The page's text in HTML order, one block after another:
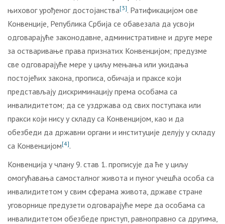
њиховог урођеног достојанства[3]. Ратификацијом ове
Конвенције, Република Србија се обавезала да усвоји
одговарајуће законодавне, административне и друге мере
за остваривање права признатих Конвенцијом; предузме
све одговарајуће мере у циљу мењања или укидања
постојећих закона, прописа, обичаја и праксе који
представљају дискриминацију према особама са
инвалидитетом; да се уздржава од свих поступака или
пракси који нису у складу са Конвенцијом, као и да
обезбеди да државни органи и институције делују у складу
са Конвенцијом[4].
Конвенција у члану 9. став 1. прописује да ће у циљу
омогућавања самосталног живота и пуног учешћа особа са
инвалидитетом у свим сферама живота, државе стране
уговорнице предузети одговарајуће мере да особама са
инвалидитетом обезбеде приступ, равноправно са другима,